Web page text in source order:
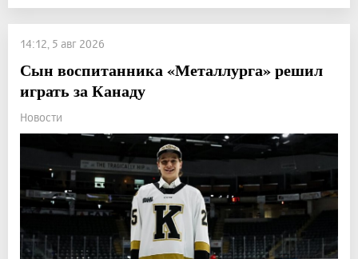
14:12, 5 авг 2026
Сын воспитанника «Металлурга» решил
играть за Канаду
Новости